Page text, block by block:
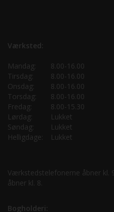
Værksted:
Mandag:
8.00-16.00
Tirsdag:
8.00-16.00
Onsdag:
8.00-16.00
Torsdag:
8.00-16.00
Fredag:
8.00-15.30
Lørdag:
Lukket
Søndag:
Lukket
Helligdage:
Lukket
Værkstedstelefonerne åbner
åbner kl. 8.
Bogholderi: